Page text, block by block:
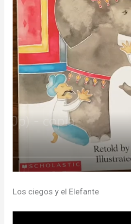
Los ciegos y el Elefante